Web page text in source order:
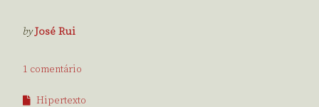
byJosé Rui
1 comentário
Hipertexto